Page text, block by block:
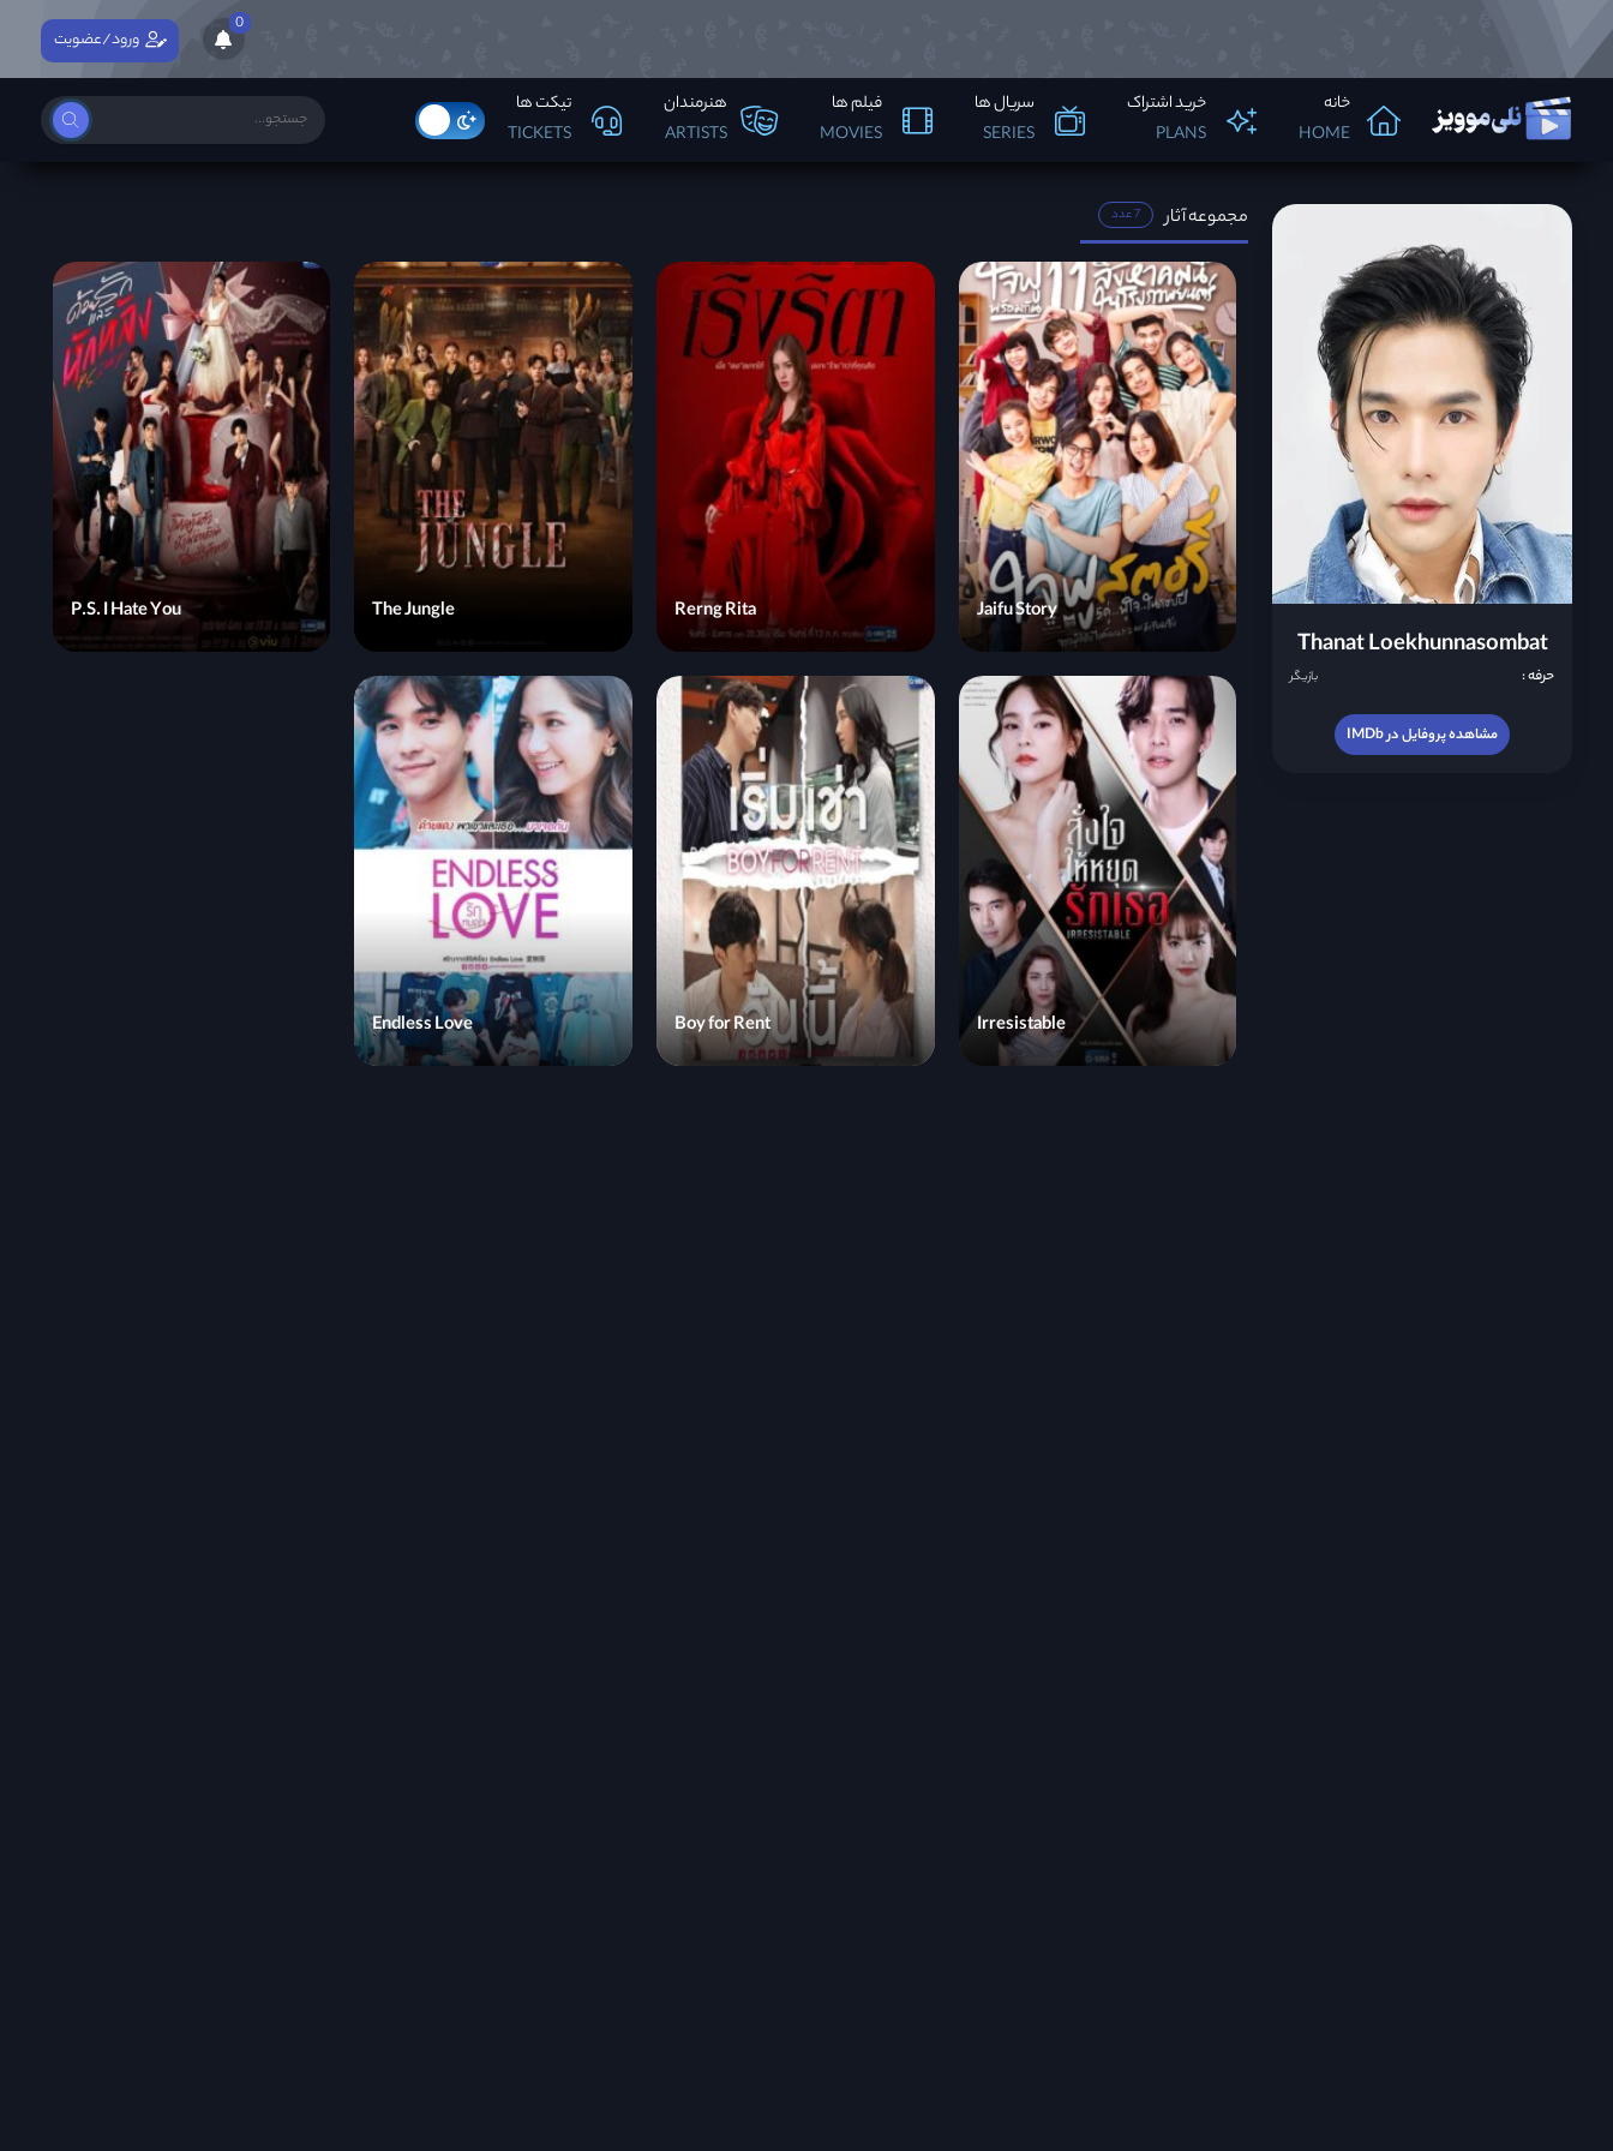
0
خانه
HOME
خرید اشتراک
PLANS
سریال ها
SERIES
فیلم ها
MOVIES
هنرمندان
ARTISTS
تیکت ها
TICKETS
ورود/عضویت
Thanat Loekhunnasombat
حرفه : بازیگر
مشاهده پروفایل در IMDb
مجموعه آثار 7 عدد
Jaifu Story
Rerng Rita
The Jungle
P.S. I Hate You
Irresistable
Boy for Rent
Endless Love